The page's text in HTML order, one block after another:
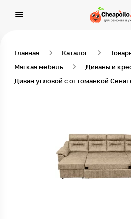
Главная Каталог
Мягкая мебель
Диваны и